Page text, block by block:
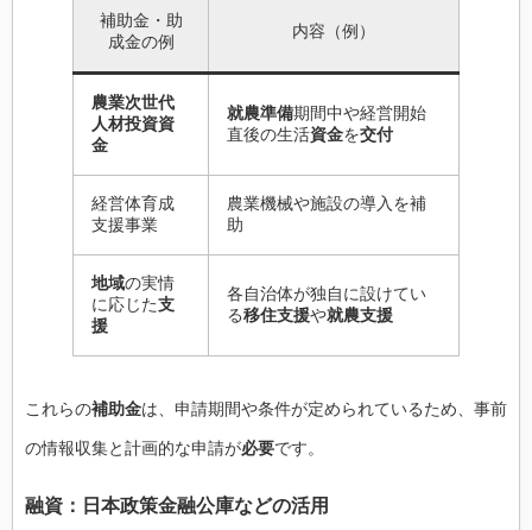
補助金・助
成金の例
内容（例）
農業次世代
人材投資資
金
就農準備期間中や経営開始
直後の生活資金を交付
経営体育成
支援事業
農業機械や施設の導入を補
助
地域の実情
に応じた支
援
各自治体が独自に設けてい
る移住支援や就農支援
これらの補助金は、申請期間や条件が定められているため、事前
の情報収集と計画的な申請が必要です。
融資：日本政策金融公庫などの活用